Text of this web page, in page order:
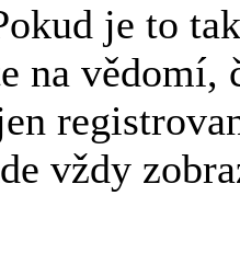
je to
na vědomí,
vždy